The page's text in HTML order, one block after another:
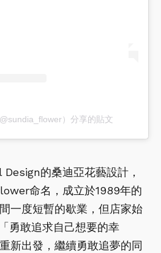
）分享的貼文
的桑迪亞花藝設計，
命名，成立於1989年的
一度短暫的歇業，但店家始
勇敢追求自己想要的幸
新出發，繼續勇敢追夢的同